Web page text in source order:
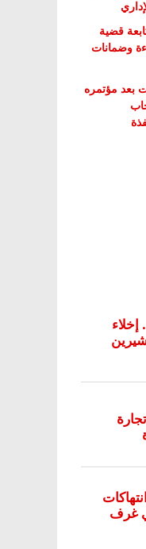
قضية
وضمانات
بعد مؤتمره